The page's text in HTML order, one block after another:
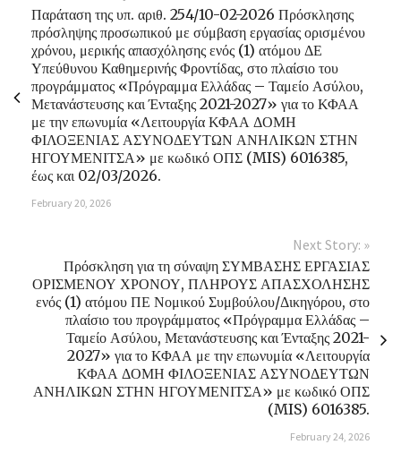
Παράταση της υπ. αριθ. 254/10-02-2026 Πρόσκλησης
πρόσληψης προσωπικού με σύμβαση εργασίας ορισμένου
χρόνου, μερικής απασχόλησης ενός (1) ατόμου ΔΕ
Υπεύθυνου Καθημερινής Φροντίδας, στο πλαίσιο του
προγράμματος «Πρόγραμμα Ελλάδας – Ταμείο Ασύλου,
Μετανάστευσης και Ένταξης 2021-2027» για το ΚΦΑΑ
με την επωνυμία «Λειτουργία ΚΦΑΑ ΔΟΜΗ
ΦΙΛΟΞΕΝΙΑΣ ΑΣΥΝΟΔΕΥΤΩΝ ΑΝΗΛΙΚΩΝ ΣΤΗΝ
ΗΓΟΥΜΕΝΙΤΣΑ» με κωδικό ΟΠΣ (MIS) 6016385,
έως και 02/03/2026.
February 20, 2026
Next Story: »
Πρόσκληση για τη σύναψη ΣΥΜΒΑΣΗΣ ΕΡΓΑΣΙΑΣ
ΟΡΙΣΜΕΝΟΥ ΧΡΟΝΟΥ, ΠΛΗΡΟΥΣ ΑΠΑΣΧΟΛΗΣΗΣ
ενός (1) ατόμου ΠΕ Νομικού Συμβούλου/Δικηγόρου, στο
πλαίσιο του προγράμματος «Πρόγραμμα Ελλάδας –
Ταμείο Ασύλου, Μετανάστευσης και Ένταξης 2021-
2027» για το ΚΦΑΑ με την επωνυμία «Λειτουργία
ΚΦΑΑ ΔΟΜΗ ΦΙΛΟΞΕΝΙΑΣ ΑΣΥΝΟΔΕΥΤΩΝ
ΑΝΗΛΙΚΩΝ ΣΤΗΝ ΗΓΟΥΜΕΝΙΤΣΑ» με κωδικό ΟΠΣ
(MIS) 6016385.
February 24, 2026